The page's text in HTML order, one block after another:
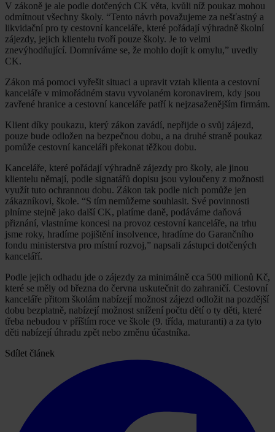
V zákoně je ale podle dotčených CK věta, kvůli níž poukaz mohou
odmítnout všechny školy. “Tento návrh považujeme za nešťastný a
likvidační pro ty cestovní kanceláře, které pořádají výhradně školní
zájezdy, jejich klientelu tvoří pouze školy. Je to velmi
znevýhodňující. Domníváme se, že mohlo dojít k omylu,” uvedly
CK.
Zákon má pomoci vyřešit situaci a upravit vztah klienta a cestovní
kanceláře v mimořádném stavu vyvolaném koronavirem, kdy jsou
zavřené hranice a cestovní kanceláře patří k nejzasaženějším firmám.
Klient díky poukazu, který zákon zavádí, nepřijde o svůj zájezd,
pouze bude odložen na bezpečnou dobu, a na druhé straně poukaz
pomůže cestovní kanceláři překonat těžkou dobu.
Kanceláře, které pořádají výhradně zájezdy pro školy, ale jinou
klientelu němají, podle signatářů dopisu jsou vyloučeny z možnosti
využít tuto ochrannou dobu. Zákon tak podle nich pomůže jen
zákazníkovi, škole. “S tím nemůžeme souhlasit. Své povinnosti
plníme stejně jako další CK, platíme daně, podáváme daňová
přiznání, vlastníme koncesi na provoz cestovní kanceláře, na trhu
jsme roky, hradíme pojištění insolvence, hradíme do Garančního
fondu ministerstva pro místní rozvoj,” napsali zástupci dotčených
kanceláří.
Podle jejich odhadu jde o zájezdy za minimálně cca 500 milionů Kč,
které se měly od března do června uskutečnit do zahraničí. Cestovní
kanceláře přitom školám nabízejí možnost zájezd odložit na pozdější
dobu bezplatně, nabízejí možnost snížení počtu dětí o ty děti, které
třeba nebudou v příštím roce ve škole (9. třída, maturanti) a za tyto
děti nabízejí úhradu zpět nebo změnu účastníka.
Sdílet článek